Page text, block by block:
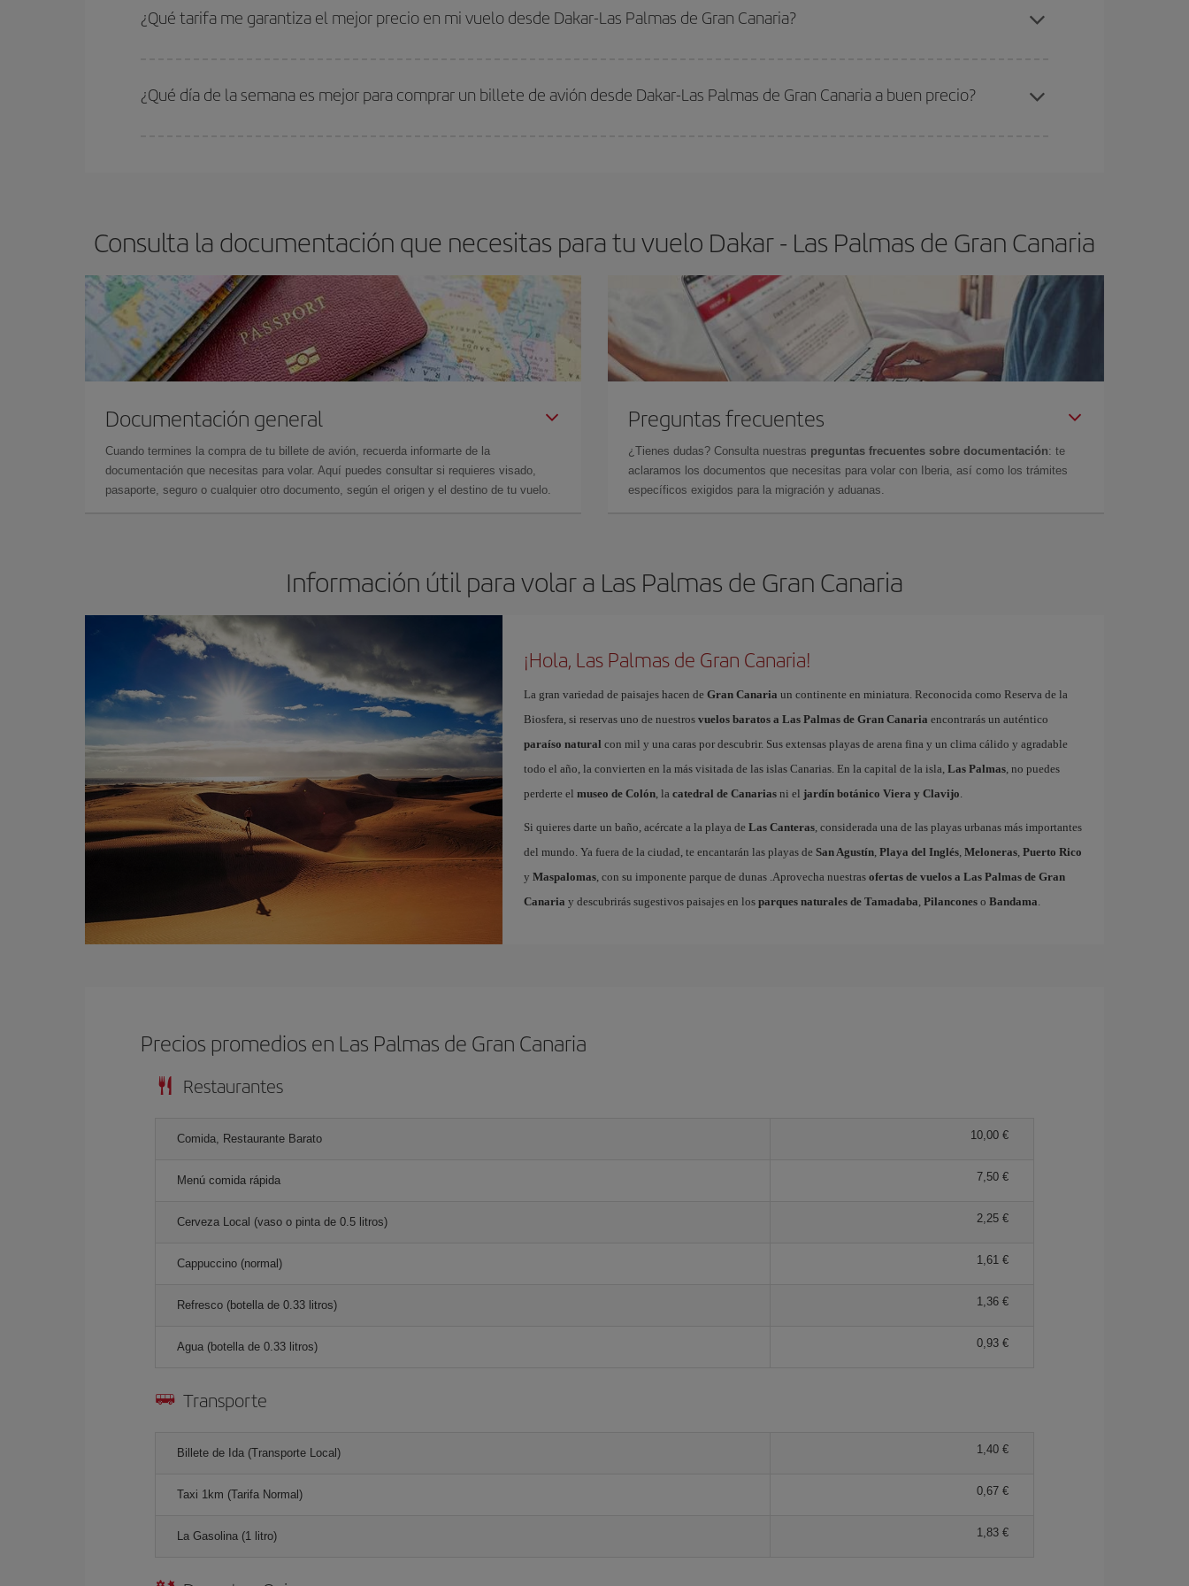
estén disponibles o se vayan agotando. Por eso, comprar con antelación es
fundamental para conseguir vuelos baratos a Dakar-Las Palmas de Gran Canaria-dest
¿Qué tarifa me garantiza el mejor precio en mi vuelo desde Dakar-Las Palmas de Gran Canaria?
¿Qué día de la semana es mejor para comprar un billete de avión desde Dakar-Las Palmas de Gran Canaria a buen precio?
Consulta la documentación que necesitas para tu vuelo Dakar - Las Palmas de Gran Canaria
Documentación general
Cuando termines la compra de tu billete de avión, recuerda informarte de la
documentación que necesitas para volar. Aquí puedes consultar si requieres visado,
pasaporte, seguro o cualquier otro documento, según el origen y el destino de tu vuelo.
Preguntas frecuentes
¿Tienes dudas? Consulta nuestras preguntas frecuentes sobre documentación: te
aclaramos los documentos que necesitas para volar con Iberia, así como los trámites
específicos exigidos para la migración y aduanas.
Información útil para volar a Las Palmas de Gran Canaria
¡Hola, Las Palmas de Gran Canaria!
La gran variedad de paisajes hacen de Gran Canaria un continente en miniatura. Reconocida como Reserva de la
Biosfera, si reservas uno de nuestros vuelos baratos a Las Palmas de Gran Canaria encontrarás un auténtico
paraíso natural con mil y una caras por descubrir. Sus extensas playas de arena fina y un clima cálido y agradable
todo el año, la convierten en la más visitada de las islas Canarias. En la capital de la isla, Las Palmas, no puedes
perderte el museo de Colón, la catedral de Canariasni el jardín botánico Viera y Clavijo.
Si quieres darte un baño, acércate a la playa de Las Canteras, considerada una de las playas urbanas más importantes
del mundo. Ya fuera de la ciudad, te encantarán las playas de San Agustín, Playa del Inglés, Meloneras, Puerto Rico
y Maspalomas, con su imponente parque de dunas .Aprovecha nuestras ofertas de vuelos a Las Palmas de Gran
Canaria y descubrirás sugestivos paisajes en los parques naturales de Tamadaba, Pilanconeso Bandama.
Precios promedios en Las Palmas de Gran Canaria
Restaurantes
Comida, Restaurante Barato 10,00
Menú comida rápida 7,50
Cerveza Local (vaso o pinta de 0.5 litros) 2,25
Cappuccino (normal) 1,61
Refresco (botella de 0.33 litros) 1,36
Agua (botella de 0.33 litros) 0,93
Transporte
Billete de Ida (Transporte Local) 1,40
Taxi 1km (Tarifa Normal) 0,67
La Gasolina (1 litro) 1,83